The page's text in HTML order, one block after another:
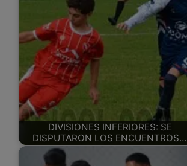
DIVISIONES INFERIORES: SE
DISPUTARON LOS ENCUENTROS…